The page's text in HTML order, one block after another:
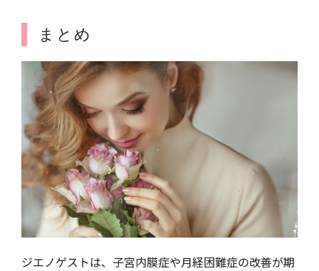
まとめ
ジエノゲストは、子宮内膜症や月経困難症の改善が期